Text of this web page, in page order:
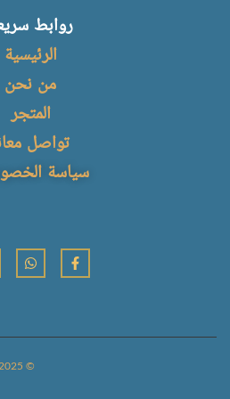
للكميات اكثر من 50
دواسة يمكنك التواصل
روابط
الرئيسية
من نحن
المتجر
تواصل
سياسة
© CRAETED BY TAAM-ELBYOOT 2025